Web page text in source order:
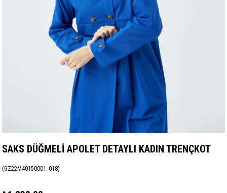
SAKS DÜĞMELİ APOLET DETAYLI KADIN TRENÇKOT
(GZ22M40150001_018)